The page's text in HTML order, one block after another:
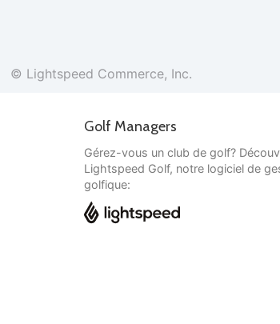
© Lightspeed Commerce, Inc.
Golf Managers
Gérez-vous un club de golf?
Lightspeed Golf, notre logiciel de
golfique: